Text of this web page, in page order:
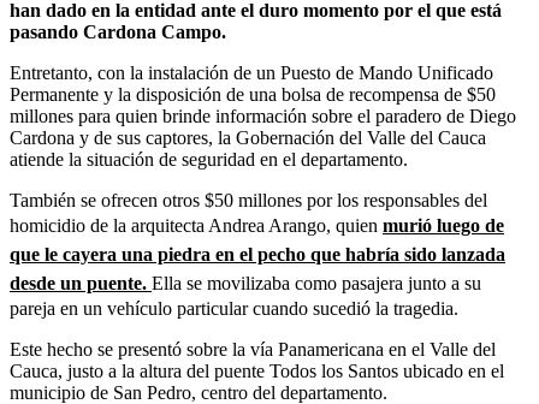
han dado en la entidad ante el duro momento por el que está
pasando Cardona Campo.
Entretanto, con la instalación de un Puesto de Mando Unificado
Permanente y la disposición de una bolsa de recompensa de $50
millones para quien brinde información sobre el paradero de Diego
Cardona y de sus captores, la Gobernación del Valle del Cauca
atiende la situación de seguridad en el departamento.
También se ofrecen otros $50 millones por los responsables del
homicidio de la arquitecta Andrea Arango, quien murió luego de
que le cayera una piedra en el pecho que habría sido lanzada
desde un puente. Ella se movilizaba como pasajera junto a su
pareja en un vehículo particular cuando sucedió la tragedia.
Este hecho se presentó sobre la vía Panamericana en el Valle del
Cauca, justo a la altura del puente Todos los Santos ubicado en el
municipio de San Pedro, centro del departamento.